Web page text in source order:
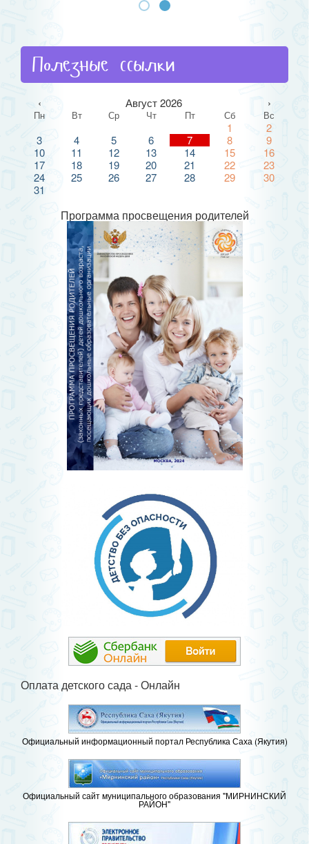
Полезные ссылки
‹ Август 2026 ›
Пн Вт Ср Чт Пт Сб Вс
1
2
3
4 5 6 7 8
9
10
11 12 13 14 15
16
17
18 19 20 21 22
23
24
25 26 27 28 29
30
31
Программа просвещения родителей
Оплата детского сада - Онлайн
Официальный информационный портал Республика Саха (Якутия)
Официальный сайт муниципального образования "МИРНИНСКИЙ
РАЙОН"